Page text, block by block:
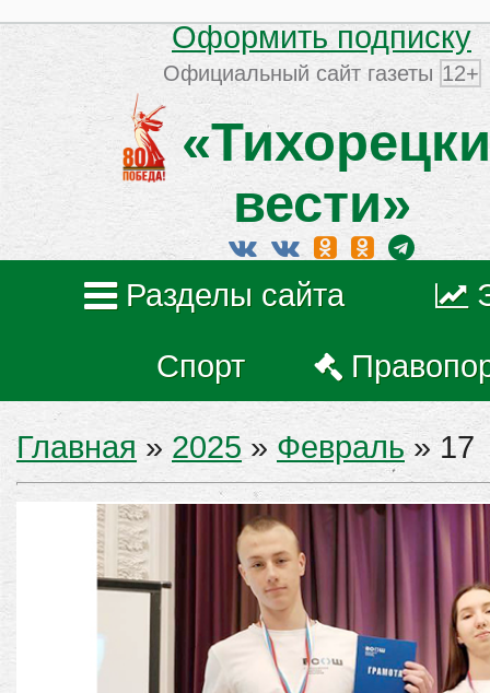
Оформить подписку
Официальный сайт газеты 12+
вести»
Разделы сайта
Спорт
Главная » 2025 » Февраль » 17